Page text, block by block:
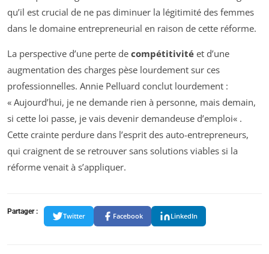
qu’il est crucial de ne pas diminuer la légitimité des femmes
dans le domaine entrepreneurial en raison de cette réforme.
La perspective d’une perte de compétitivité et d’une
augmentation des charges pèse lourdement sur ces
professionnelles. Annie Pelluard conclut lourdement :
« Aujourd’hui, je ne demande rien à personne, mais demain,
si cette loi passe, je vais devenir demandeuse d’emploi« .
Cette crainte perdure dans l’esprit des auto-entrepreneurs,
qui craignent de se retrouver sans solutions viables si la
réforme venait à s’appliquer.
Partager :
Twitter Facebook LinkedIn